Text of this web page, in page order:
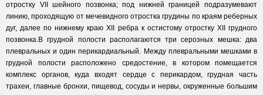
отростку VII шейного позвонка; под нижней границей подразумевают
линию, проходящую от мечевидного отростка грудины по краям реберных
дуг, далее по нижнему краю XII ребра к остистому отростку XII грудного
позвонка.В грудной полости располагаются три серозных мешка: два
плевральных и один перикардиальный. Между плевральными мешками в
грудной полости расположено средостение, в котором помещается
комплекс органов, куда входят сердце с перикардом, грудная часть
трахеи, главные бронхи, пищевод, сосуды и нервы, окруженные большим